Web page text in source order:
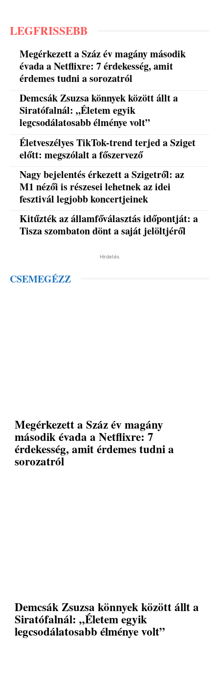
LEGFRISSEBB
Megérkezett a Száz év magány második
évada a Netflixre: 7 érdekesség, amit
érdemes tudni a sorozatról
Demcsák Zsuzsa könnyek között állt a
Siratófalnál: „Életem egyik
legcsodálatosabb élménye volt”
Életveszélyes TikTok-trend terjed a Sziget
előtt: megszólalt a főszervező
Nagy bejelentés érkezett a Szigetről: az
M1 nézői is részesei lehetnek az idei
fesztivál legjobb koncertjeinek
Kitűzték az államfőválasztás időpontját: a
Tisza szombaton dönt a saját jelöltjéről
Hirdetés
CSEMEGÉZZ
Megérkezett a Száz év magány
második évada a Netflixre: 7
érdekesség, amit érdemes tudni a
sorozatról
Demcsák Zsuzsa könnyek között állt a
Siratófalnál: „Életem egyik
legcsodálatosabb élménye volt”